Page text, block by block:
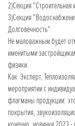
2)Секция "Строительная
3)Секция
Долговечность"
Не маловажным будет
именитыми
физики.
Как Эксперт,
мероприятии с
флагманы продукции:
покрытия,